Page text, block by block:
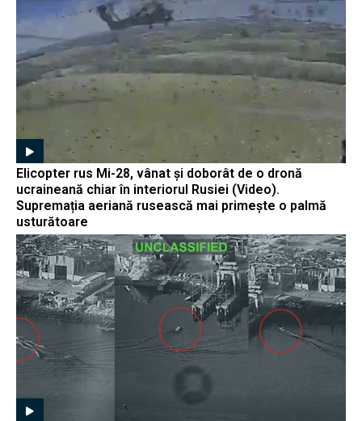
Elicopter rus Mi-28, vânat și doborât de o dronă
ucraineană chiar în interiorul Rusiei (Video).
Supremația aeriană rusească mai primește o palmă
usturătoare